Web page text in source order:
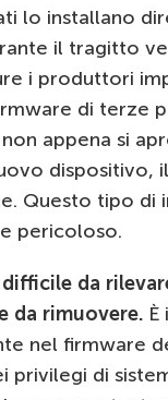
lo installano
il tragitto
i produttori
di terze
appena si
dispositivo,
Questo tipo di
pericoloso.
da
da rimuovere.
nel firmware
privilegi di